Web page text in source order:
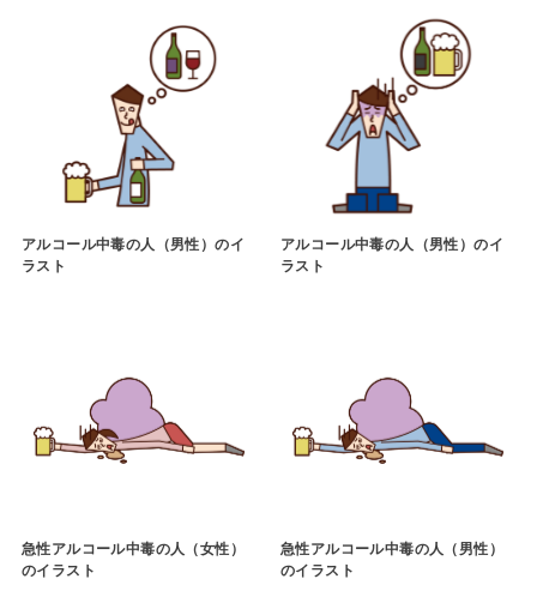
アルコール中毒の人（男性）のイ
ラスト
アルコール中毒の人（男性）のイ
ラスト
急性アルコール中毒の人（女性）
のイラスト
急性アルコール中毒の人（男性）
のイラスト